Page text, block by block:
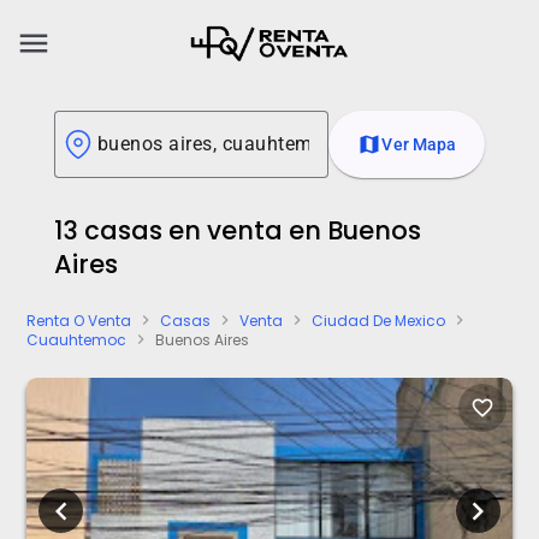
menu
mapVer Mapa
13 casas en venta en Buenos
Aires
Renta O Venta chevron_right Casas chevron_right Venta chevron_right Ciudad De Mexico chevron_right
Cuauhtemoc chevron_right Buenos Aires
favorite_border
chevron_left chevron_right